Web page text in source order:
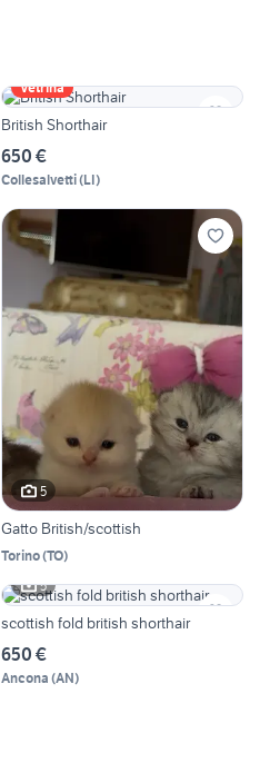
Vetrina
British Shorthair
650 €
Collesalvetti(LI)
5
Gatto British/scottish
Torino(TO)
5
scottish fold british shorthair
650 €
Ancona (AN)